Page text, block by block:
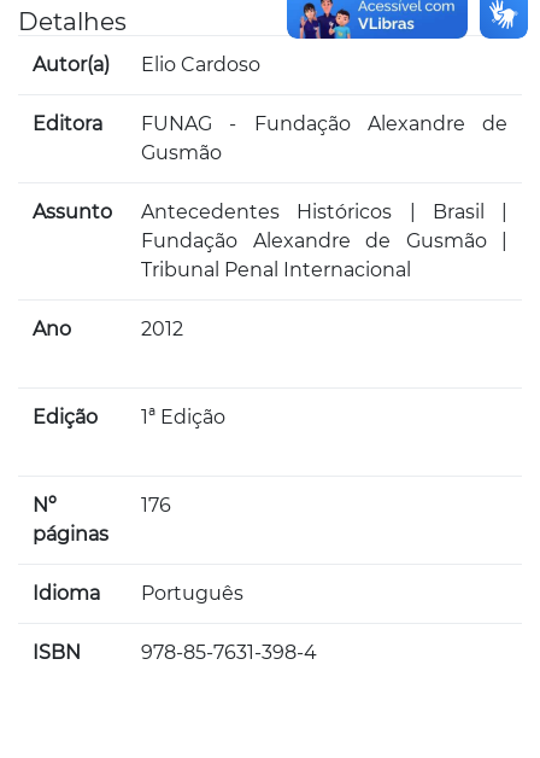
Detalhes
Autor(a) Elio Cardoso
Editora
FUNAG - Fundação Alexandre de
Gusmão
Assunto
Antecedentes Históricos | Brasil |
Fundação Alexandre de Gusmão |
Tribunal Penal Internacional
Ano 2012
Edição 1ª Edição
Nº
páginas
176
Idioma Português
ISBN 978-85-7631-398-4